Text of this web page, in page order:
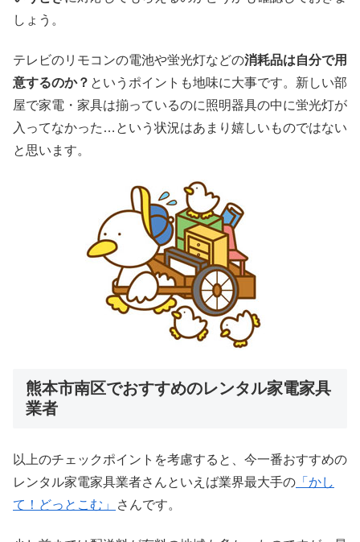
しょう。
テレビのリモコンの電池や蛍光灯などの消耗品は自分で用
意するのか？ というポイントも地味に大事です。新しい部
屋で家電・家具は揃っているのに照明器具の中に蛍光灯が
入ってなかった…という状況はあまり嬉しいものではない
と思います。
熊本市南区でおすすめのレンタル家電家具
業者
以上のチェックポイントを考慮すると、今一番おすすめの
レンタル家電家具業者さんといえば業界最大手の 「かし
て！どっとこむ」
さんです。